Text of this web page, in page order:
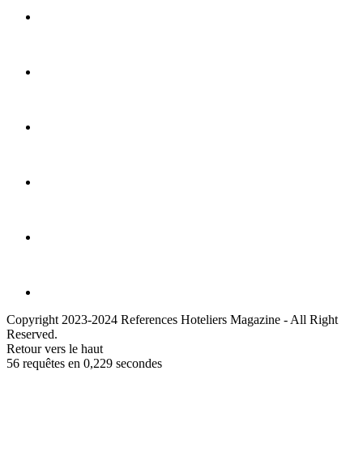
Copyright 2023-2024 References Hoteliers Magazine - All Right
Reserved.
Retour vers le haut
56 requêtes en 0,229 secondes